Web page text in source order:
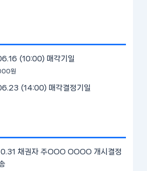
(10:00) 매각기일
원
(14:00) 매각결정기일
채권자 주OOO OOOO 개시결정